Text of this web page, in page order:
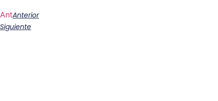
AntAnterior
Siguiente